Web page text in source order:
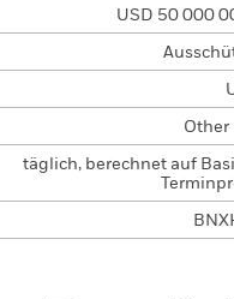
USD 50 000
Other
täglich, berechnet auf